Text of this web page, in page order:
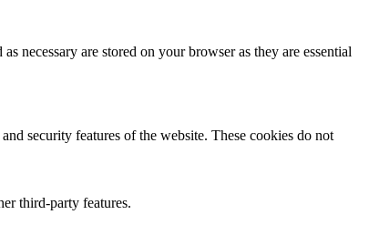
necessary are stored on your browser as they are essential
security features of the website. These cookies do not
third-party features.